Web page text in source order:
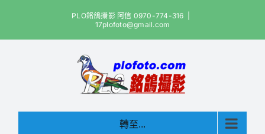
content
PLO銘鴿攝影 阿信 0970-774-316
17plofoto@gmail.com
轉至...